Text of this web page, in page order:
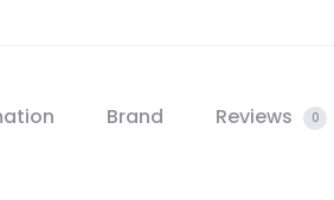
Brand Reviews 0